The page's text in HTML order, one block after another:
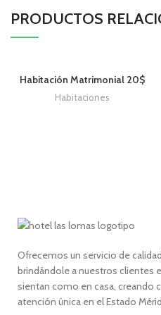
PRODUCTOS
Habitación Matrimonial 20$
Habitaciones
Ofrecemos un servicio de
brindándole a nuestros clientes
sientan como en casa, creando
atención única en el Estado